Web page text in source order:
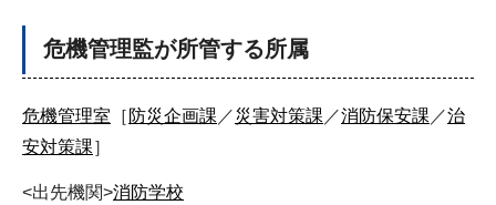
危機管理監が所管する所属
危機管理室 ［ 防災企画課 ／災害対策課 ／消防保安課 ／治
安対策課］
<出先機関>消防学校